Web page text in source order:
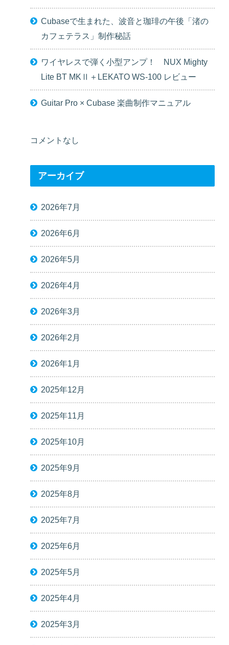
Cubaseで生まれた、波音と珈琲の午後「渚の
カフェテラス」制作秘話
ワイヤレスで弾く小型アンプ！ NUX Mighty
Lite BT MKⅡ＋LEKATO WS-100 レビュー
Guitar Pro × Cubase 楽曲制作マニュアル
コメントなし
アーカイブ
2026年7月
2026年6月
2026年5月
2026年4月
2026年3月
2026年2月
2026年1月
2025年12月
2025年11月
2025年10月
2025年9月
2025年8月
2025年7月
2025年6月
2025年5月
2025年4月
2025年3月